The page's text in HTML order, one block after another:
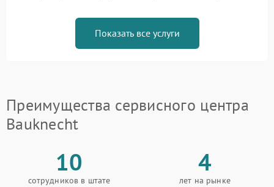
Показать все услуги
Преимущества сервисного центра
Bauknecht
10
сотрудников в штате
4
лет на рынке